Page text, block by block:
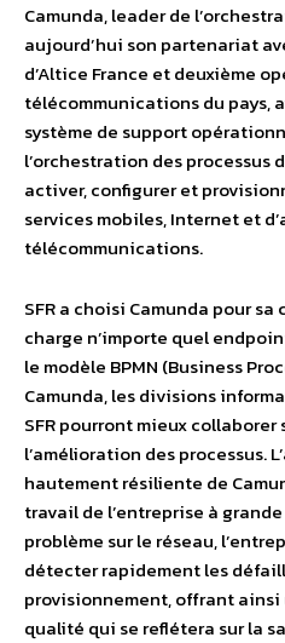
Camunda, leader de
aujourd’hui son partenariat
d’Altice France et deuxième
télécommunications du pays,
système de support
l’orchestration des processus
activer, configurer et
services mobiles, Internet et
télécommunications.
SFR a choisi Camunda pour
charge n’importe quel
le modèle BPMN (Business
Camunda, les divisions
SFR pourront mieux
l’amélioration des processus.
hautement résiliente de
travail de l’entreprise à
problème sur le réseau,
détecter rapidement les
provisionnement, offrant ainsi
qualité qui se reflétera sur la